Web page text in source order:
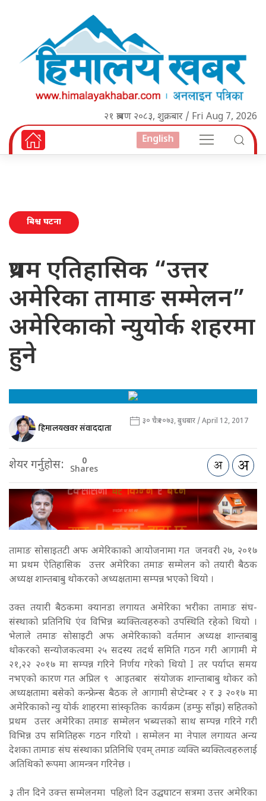
२१ श्रावण २०८३, शुक्रबार / Fri Aug 7, 2026
English
बिश्व घटना
प्रथम एतिहासिक “उत्तर
अमेरिका तामाङ सम्मेलन”
अमेरिकाको न्युयोर्क शहरमा
हुने
हिमालयखवर संवाददाता ३० चैत्र २०७३, बुधबार / April 12, 2017
शेयर गर्नुहोस: 0
Shares
तामाङ सोसाइतटी अफ अमेरिकाको आयोजनामा गत जनवरी २७, २०१७
मा प्रथम ऐतिहासिक उत्तर अमेरिका तमाङ सम्मेलन को तयारी बैठक
अध्यक्ष शान्तबाबु थोकरको अध्यक्षतामा सम्पन्न भएको थियो ।
उक्त तयारी बैठकमा क्यानडा लगायत अमेरिका भरीका तामाङ संघ-
संस्थाको प्रतिनिधि एंव विभिन्न ब्यक्तित्वहरुको उपस्थिति रहेको थियो ।
भेलाले तमाङ सोसाइटी अफ अमेरिकाको वर्तमान अध्यक्ष शान्तबाबु
थोकरको सन्योजकत्वमा २५ सदस्य तदर्थ समिति गठन गरी आगामी मे
२१,२२ २०१७ मा सम्पन्न गरिने निर्णय गरेको थियो I तर पर्याप्त समय
नभएको कारण गत अप्रिल ९ आइतबार संयोजक शान्ताबाबु थोकर को
अध्यक्षतामा बसेको कन्फ्रेन्स बैठक ले आगामी सेप्टेम्बर २ र ३ २०१७ मा
अमेरिकाको न्यु योर्क शाहरमा सांस्कृतिक कार्यक्रम (डम्फु साँझ) सहितको
प्रथम उत्तर अमेरिका तमाङ सम्मेलन भब्यत्तको साथ सम्पन्न गरिने गरी
विभिन्न उप समितिहरू गठन गरियो । सम्मेलन मा नेपाल लगायत अन्य
देशका तामाङ संघ संस्थाका प्रतिनिधि एवम् तमाङ व्यक्ति ब्यक्तित्वहरुलाई
अतिथिको रूपमा आमन्त्रन गरिनेछ ।
३ तीन दिने उक्त्त सम्मेलनमा पहिलो दिन उद्घघाटन सत्रमा उत्तर अमेरिका